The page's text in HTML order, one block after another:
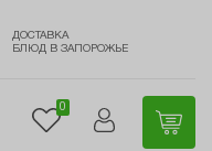
ДОСТАВКА
БЛЮД В ЗАПОРОЖЬЕ
0